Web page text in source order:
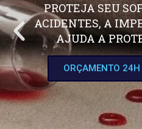
PROTEJA SEU
ACIDENTES, A
AJUDA A
ORÇAMENTO